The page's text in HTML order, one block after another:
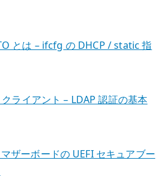
とは – ifcfg の DHCP / static 指
ライアント – LDAP 認証の基本
ザーボードの UEFI セキュアブー